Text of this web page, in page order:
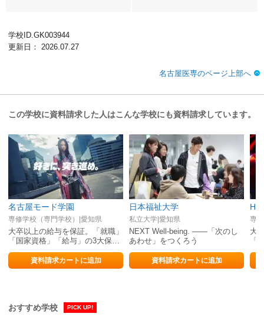
学校ID.GK003944
更新日： 2026.07.27
名古屋医専のページ上部へ
この学校に資料請求した人はこんな学校にも資料請求しています。
名古屋モード学園
専修学校（専門学校）|愛知県
大卒以上の給与を保証。「就職」
「国家資格」「給与」の3大保証
は自信の証明。
資料請求カートに追加
日本福祉大学
私立大学|愛知県
NEXT Well-being. ——「次のし
あわせ」をつくろう
資料請求カートに追加
専
大
「
は
おすすめ学校 PICK UP!